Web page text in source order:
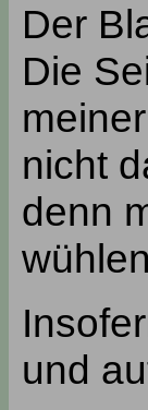
Der
Die
nicht
denn
und